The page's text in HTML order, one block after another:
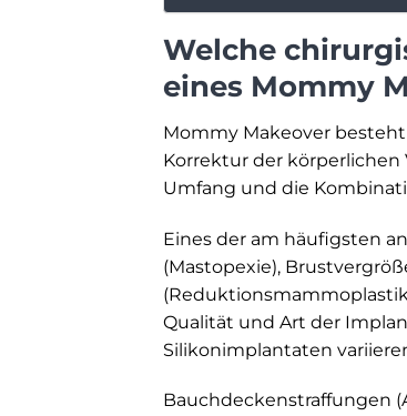
Welche
eines Mommy
Mommy Makeover
Korrektur der körperlichen
Umfang und die
Eines der am häufigsten
(Mastopexie),
Qualität und Art der
Silikonimplantaten
Bauchdeckenstraffungen